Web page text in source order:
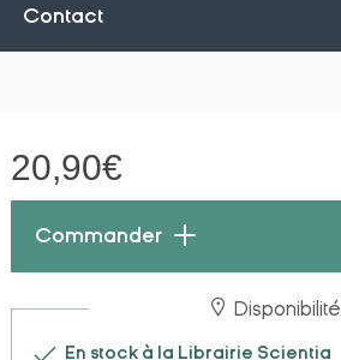
Contact
20,90€
Commander
Disponibilité
En stock à la Librairie Scientia